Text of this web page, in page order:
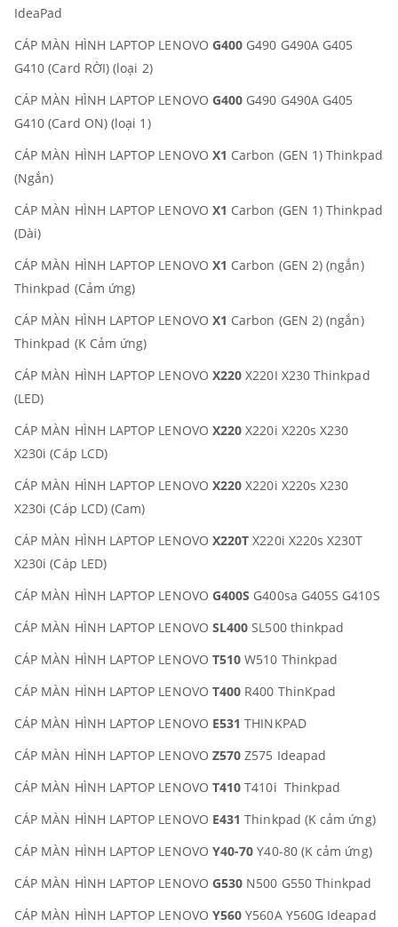
IdeaPad
CÁP MÀN HÌNH LAPTOP LENOVO G400 G490 G490A G405
G410 (Card RỜI) (loại 2)
CÁP MÀN HÌNH LAPTOP LENOVO G400 G490 G490A G405
G410 (Card ON) (loại 1)
CÁP MÀN HÌNH LAPTOP LENOVO X1 Carbon (GEN 1) Thinkpad
(Ngắn)
CÁP MÀN HÌNH LAPTOP LENOVO X1 Carbon (GEN 1) Thinkpad
(Dài)
CÁP MÀN HÌNH LAPTOP LENOVO X1 Carbon (GEN 2) (ngắn)
Thinkpad (Cảm ứng)
CÁP MÀN HÌNH LAPTOP LENOVO X1 Carbon (GEN 2) (ngắn)
Thinkpad (K Cảm ứng)
CÁP MÀN HÌNH LAPTOP LENOVO X220 X220I X230 Thinkpad
(LED)
CÁP MÀN HÌNH LAPTOP LENOVO X220 X220i X220s X230
X230i (Cáp LCD)
CÁP MÀN HÌNH LAPTOP LENOVO X220 X220i X220s X230
X230i (Cáp LCD) (Cam)
CÁP MÀN HÌNH LAPTOP LENOVO X220T X220i X220s X230T
X230i (Cáp LED)
CÁP MÀN HÌNH LAPTOP LENOVO G400S G400sa G405S G410S
CÁP MÀN HÌNH LAPTOP LENOVO SL400 SL500 thinkpad
CÁP MÀN HÌNH LAPTOP LENOVO T510 W510 Thinkpad
CÁP MÀN HÌNH LAPTOP LENOVO T400 R400 ThinKpad
CÁP MÀN HÌNH LAPTOP LENOVO E531 THINKPAD
CÁP MÀN HÌNH LAPTOP LENOVO Z570 Z575 Ideapad
CÁP MÀN HÌNH LAPTOP LENOVO T410 T410i Thinkpad
CÁP MÀN HÌNH LAPTOP LENOVO E431 Thinkpad (K cảm ứng)
CÁP MÀN HÌNH LAPTOP LENOVO Y40-70 Y40-80 (K cảm ứng)
CÁP MÀN HÌNH LAPTOP LENOVO G530 N500 G550 Thinkpad
CÁP MÀN HÌNH LAPTOP LENOVO Y560 Y560A Y560G Ideapad